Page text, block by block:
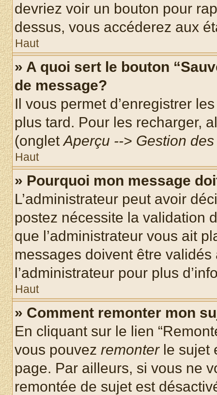
devriez voir un bouton pour
dessus, vous accéderez aux
Haut
» A quoi sert le bouton
de message?
Il vous permet d’enregistrer
plus tard. Pour les recharger,
(ongletAperçu --> Gestion
Haut
» Pourquoi mon message
L’administrateur peut avoir
postez nécessite la validation
que l’administrateur vous ait
messages doivent être validés
l’administrateur pour plus
Haut
» Comment remonter mon
En cliquant sur le lien
vous pouvez remonterle sujet
page. Par ailleurs, si vous ne
remontée de sujet est